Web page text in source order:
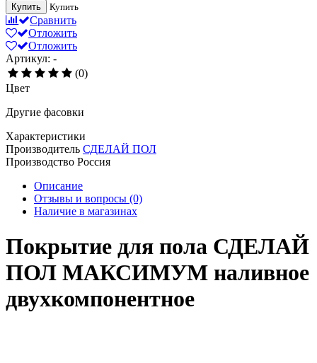
Купить Купить
Сравнить
Отложить
Отложить
Артикул: -
(0)
Цвет
Другие фасовки
Характеристики
Производитель СДЕЛАЙ ПОЛ
Производство Россия
Описание
Отзывы и вопросы (0)
Наличие в магазинах
Покрытие для пола СДЕЛАЙ
ПОЛ МАКСИМУМ наливное
двухкомпонентное